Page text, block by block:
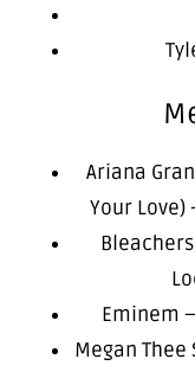
Ariana
Your
Eminem
Megan